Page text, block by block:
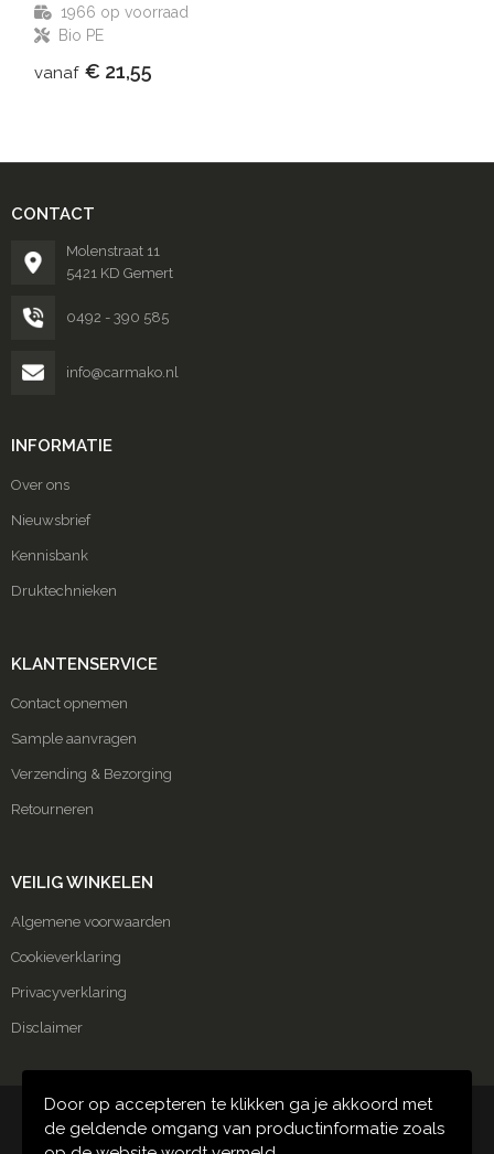
1966 op voorraad
Bio PE
vanaf € 21,55
CONTACT
Molenstraat 11
5421 KD Gemert
0492 - 390 585
info@carmako.nl
INFORMATIE
Over ons
Nieuwsbrief
Kennisbank
Druktechnieken
KLANTENSERVICE
Contact opnemen
Sample aanvragen
Verzending & Bezorging
Retourneren
VEILIG WINKELEN
Algemene voorwaarden
Cookieverklaring
Privacyverklaring
Disclaimer
© Copyright Carmako 2024
Door op accepteren te klikken ga je akkoord met
de geldende omgang van productinformatie zoals